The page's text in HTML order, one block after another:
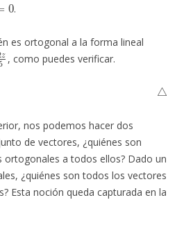
.
es ortogonal a la forma lineal
, como puedes verificar.
△
nos podemos hacer dos
de vectores, ¿quiénes son
ortogonales a todos ellos? Dado un
¿quiénes son todos los vectores
Esta noción queda capturada en la